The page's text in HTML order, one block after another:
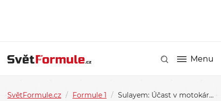
Menu
SvětFormule.cz / Formule 1 / Sulayem: Účast v motokárách musí být levnější